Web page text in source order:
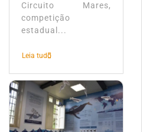
Circuito Mares,
competição
estadual...
Leia tudo